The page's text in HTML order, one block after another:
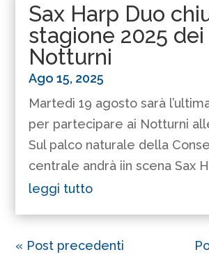
Sax Harp Duo
stagione 2025 dei
Notturni
Ago 15, 2025
Martedì 19 agosto sarà
per partecipare ai Notturni
Sul palco naturale della
centrale andrà iin scena Sax
leggi tutto
« Post precedenti